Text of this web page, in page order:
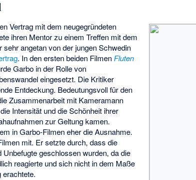
Vertrag mit dem neugegründeten
ihren Mentor zu einem Treffen mit dem
sehr angetan von der jungen Schwedin
. In den ersten beiden Filmen Fluten
Garbo in der Rolle von
eingesetzt. Die Kritiker
Entdeckung. Bedeutungsvoll für den
Zusammenarbeit mit Kameramann
Intensität und die Schönheit ihrer
zur Geltung kamen.
in Garbo-Filmen eher die Ausnahme.
mit. Er setzte durch, dass die
geschlossen wurden, da die
reagierte und sich nicht in dem Maße
erachtete.